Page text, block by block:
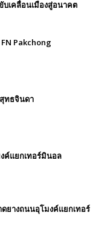
บเคลื่อนเมืองสู่อนาคต
Pakchong
ทธจินดา
ค์แยกเทอร์มินอล
ยางถนนอุโมงค์แยกเทอร์